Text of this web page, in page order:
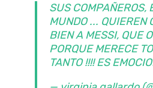
SUS COMPAÑEROS,
MUNDO ... QUIEREN
BIEN A MESSI, QUE
PORQUE MERECE
TANTO !!!! ES